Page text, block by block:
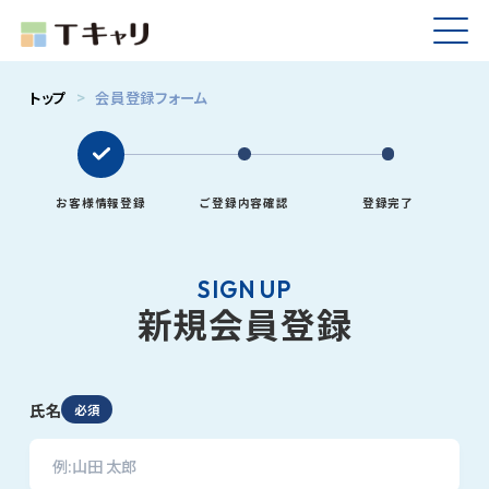
トップ > 会員登録フォーム
お客様情報登録 ご登録内容確認 登録完了
SIGN UP
新規会員登録
氏名 必須